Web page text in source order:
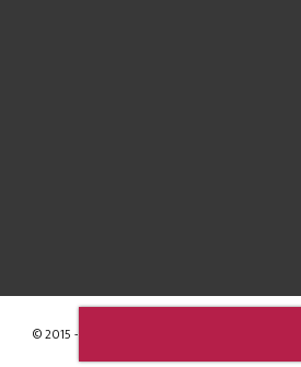
© 2015 - 2026 Audio Pro Artist Developed by